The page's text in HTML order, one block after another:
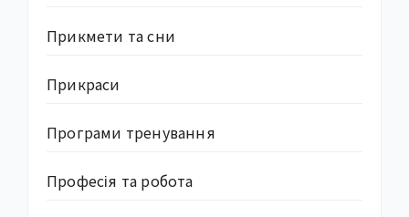
Прикмети та сни
Прикраси
Програми тренування
Професія та робота